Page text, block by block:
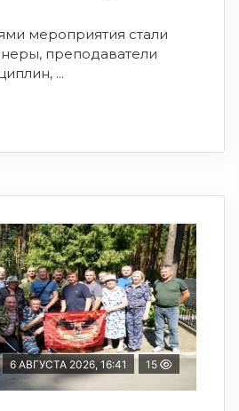
мероприятия стали
преподаватели
...
6 АВГУСТА 2026, 16:41 15